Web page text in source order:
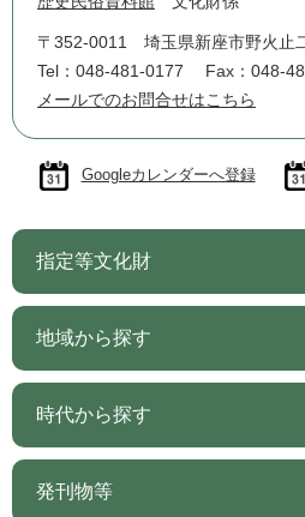
〒352-0011
埼玉県新座市野火止
Tel：048-481-0177
Fax：048-
メールでのお問合せはこちら
Googleカレンダーへ登録
指定等文化財
地域から探す
時代から探す
発刊物等